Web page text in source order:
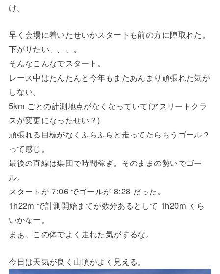
け。
早く会場に着いたせいかスタートも前の方に陣取れた。
下がりたい、、、。
そんなこんなでスタート。
レース中はたんたんと今年もまたあんまり頑張れた気が
しない。
5km ごとの計測地点がなくなっていて(アスリートクラ
スが変更になったせい？)
頑張れる目標がなくふらふらと走ってたらもうゴール？
って感じ。
最後の直線は集団で時間稼ぎ。そのままの勢いでゴー
ル。
スタートが 7:06 でゴールが 8:28 だった。
1h22m で計測開始までが数分あるとして 1h20m くら
いかなー。
まぁ、この体でよく走れた気がするな。
今日は天気が良く山頂がよく見える。